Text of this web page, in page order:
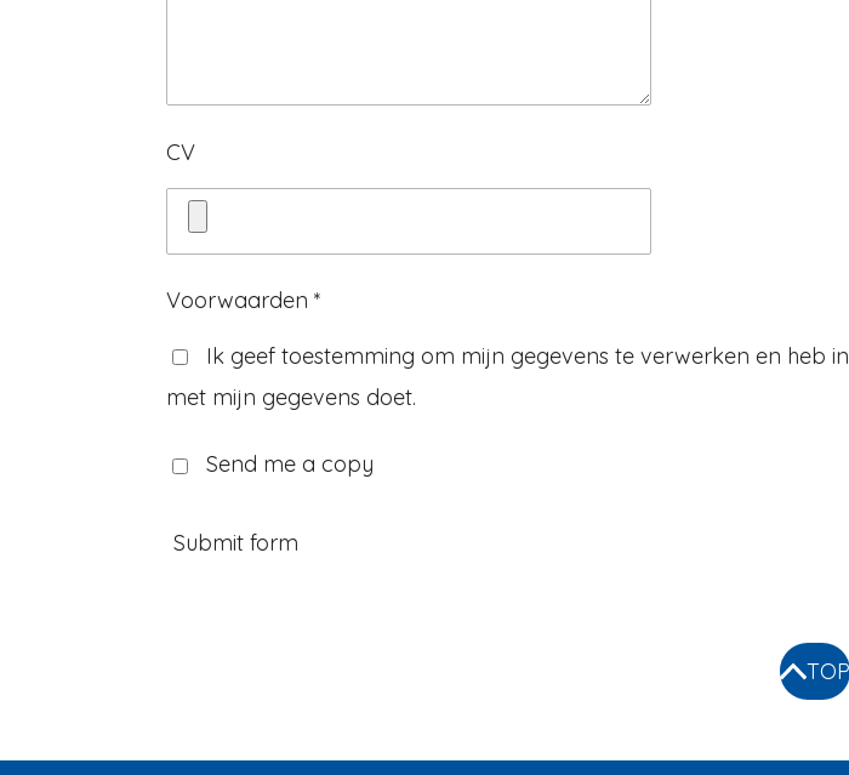
CV
Voorwaarden *
Ik geef toestemming om mijn gegevens te verwerken en heb
met mijn gegevens doet.
Send me a copy
Submit form
TOP